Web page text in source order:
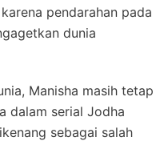
pendarahan pada
dunia
Manisha masih tetap
dalam serial Jodha
sebagai salah